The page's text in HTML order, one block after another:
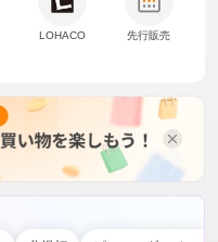
LOHACO 先行販売